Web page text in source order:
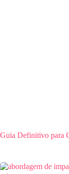
Guia Definitivo para